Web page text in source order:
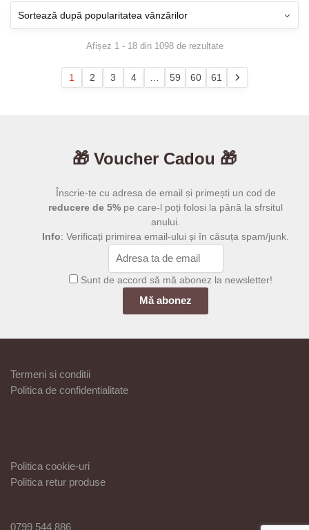
Afișez 1 - 18 din 1098 de rezultateSortat
popularitate
1 2 3 4 59 60 61
🎁 Voucher Cadou 🎁
Înscrie-te cu adresa de email și primești un cod de
reducere de 5% pe care-l poți folosi la până la sfrsitul
anului.
Info: Verificați primirea email-ului și în căsuța spam/junk.
Sunt de accord să mă abonez la newsletter!
Termeni si conditii
Politica de confidentialitate
Politica cookie-uri
Politica retur produse
0799 544 886